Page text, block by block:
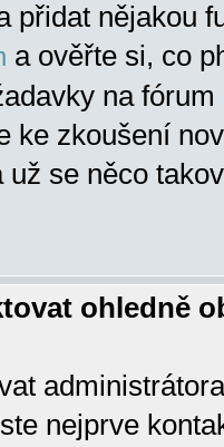
přidat nějakou
a ověřte si, co
na
ke zkoušení
se něco
ohledně
nejprve